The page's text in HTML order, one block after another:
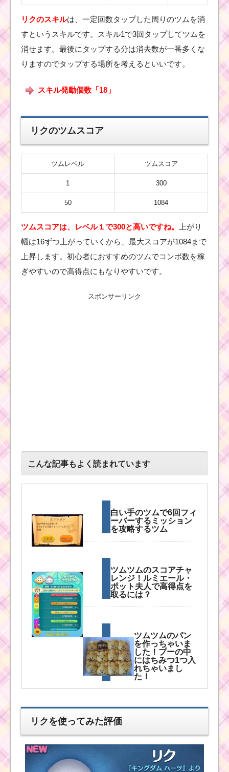
リクのスキルは、一定回数タップした周りのツムを消
すというスキルです。スキル1で3回タップしてツムを
消せます。最後にタップする分は消去数が一番多くな
りますのでタップする場所を考えるといいです。
スキル発動個数「18」
リクのツムスコア
ツムレベル ツムスコア
1 300
50 1084
ツムスコアは、レベル１で300と高いですね。
上がり
幅は16ずつ上がっていくから、最大スコアが1084まで
上昇します。初心者におすすめのツムでコンボ数を稼
ぎやすいので高得点にもなりやすいです。
スポンサーリンク
こんな記事もよく読まれています
白い手のツムで6回フィ
ーバーするミッション
を攻略するツム
ツムツムのスコアチャ
レンジ！ルミエール・
ポット夫人で高得点を
取るには？
ツムツムのパン
を作っちゃいま
した！プーの中
にはちみつ1つ入
れちゃいまし
た！
ツムツムキャラクタ
ー！チップのスキル画
像、高得点･コインの稼
リクを使ってみた評価